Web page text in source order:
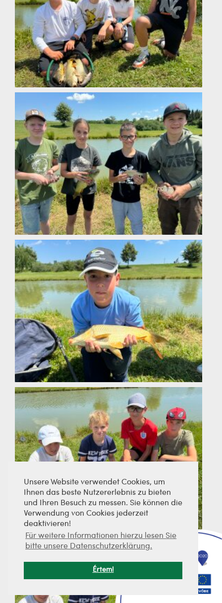
Unsere Website verwendet Cookies, um
Ihnen das beste Nutzererlebnis zu bieten
und Ihren Besuch zu messen. Sie können die
Verwendung von Cookies jederzeit
deaktivieren!
Für weitere Informationen hierzu lesen Sie
bitte unsere Datenschutzerklärung.
Értem!